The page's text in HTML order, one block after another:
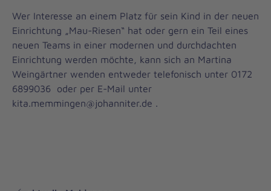
Wer Interesse an einem Platz für sein Kind in der neuen
Einrichtung „Mau-Riesen“ hat oder gern ein Teil eines
neuen Teams in einer modernen und durchdachten
Einrichtung werden möchte, kann sich an Martina
Weingärtner wenden entweder telefonisch unter 0172
6899036 oder per E-Mail unter
kita.memmingen@johanniter.de .